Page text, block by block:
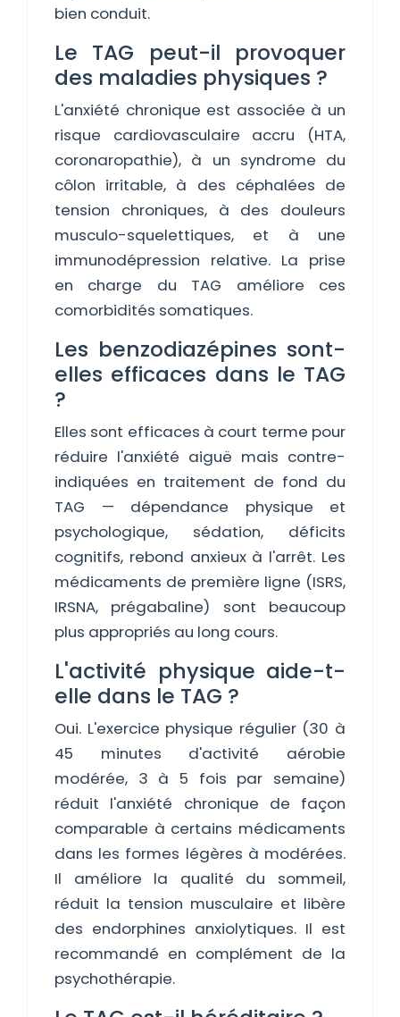
bien conduit.
Le TAG peut-il provoquer
des maladies physiques ?
L'anxiété chronique est associée à un
risque cardiovasculaire accru (HTA,
coronaropathie), à un syndrome du
côlon irritable, à des céphalées de
tension chroniques, à des douleurs
musculo-squelettiques, et à une
immunodépression relative. La prise
en charge du TAG améliore ces
comorbidités somatiques.
Les benzodiazépines sont-
elles efficaces dans le TAG
?
Elles sont efficaces à court terme pour
réduire l'anxiété aiguë mais contre-
indiquées en traitement de fond du
TAG — dépendance physique et
psychologique, sédation, déficits
cognitifs, rebond anxieux à l'arrêt. Les
médicaments de première ligne (ISRS,
IRSNA, prégabaline) sont beaucoup
plus appropriés au long cours.
L'activité physique aide-t-
elle dans le TAG ?
Oui. L'exercice physique régulier (30 à
45 minutes d'activité aérobie
modérée, 3 à 5 fois par semaine)
réduit l'anxiété chronique de façon
comparable à certains médicaments
dans les formes légères à modérées.
Il améliore la qualité du sommeil,
réduit la tension musculaire et libère
des endorphines anxiolytiques. Il est
recommandé en complément de la
psychothérapie.